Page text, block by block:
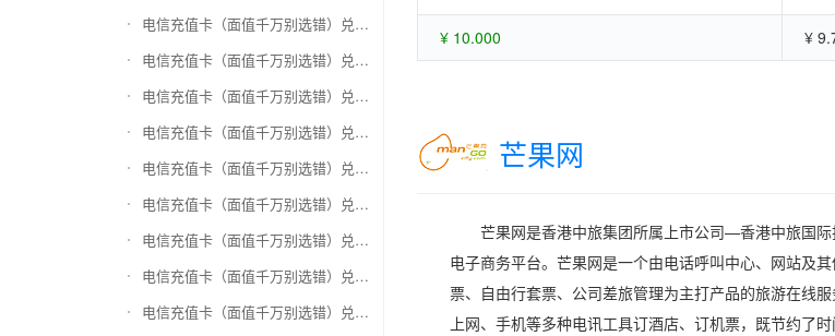
电信充值卡（面值千万别选错）兑换美团礼品卡
电信充值卡（面值千万别选错）兑换(百联卡)联华ok卡
电信充值卡（面值千万别选错）兑换资和信
电信充值卡（面值千万别选错）兑换沃尔玛购物卡
电信充值卡（面值千万别选错）兑换和信通
电信充值卡（面值千万别选错）兑换拉卡拉沃尔玛
电信充值卡（面值千万别选错）兑换携程任我游
电信充值卡（面值千万别选错）兑换中银通支付(银联购物卡)
电信充值卡（面值千万别选错）兑换瑞祥商联卡
¥ 10.000 ¥
芒果网
芒果网是香港中旅集团所属上市公司—香港中旅国
电子商务平台。芒果网是一个由电话呼叫中心、网站及
票、自由行套票、公司差旅管理为主打产品的旅游在线
上网、手机等多种电讯工具订酒店、订机票，既节约了时